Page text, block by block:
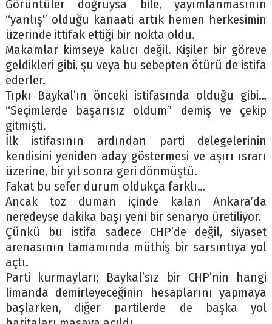
Görüntüler doğruysa bile, yayımlanmasının
“yanlış” olduğu kanaati artık hemen herkesimin
üzerinde ittifak ettiği bir nokta oldu.
Makamlar kimseye kalıcı değil. Kişiler bir göreve
geldikleri gibi, şu veya bu sebepten ötürü de istifa
ederler.
Tıpkı Baykal’ın önceki istifasında olduğu gibi…
“Seçimlerde başarısız oldum” demiş ve çekip
gitmişti.
İlk istifasının ardından parti delegelerinin
kendisini yeniden aday göstermesi ve aşırı ısrarı
üzerine, bir yıl sonra geri dönmüştü.
Fakat bu sefer durum oldukça farklı…
Ancak toz duman içinde kalan Ankara’da
neredeyse dakika başı yeni bir senaryo üretiliyor.
Çünkü bu istifa sadece CHP’de değil, siyaset
arenasının tamamında müthiş bir sarsıntıya yol
açtı.
Parti kurmayları; Baykal’sız bir CHP’nin hangi
limanda demirleyeceğinin hesaplarını yapmaya
başlarken, diğer partilerde de başka yol